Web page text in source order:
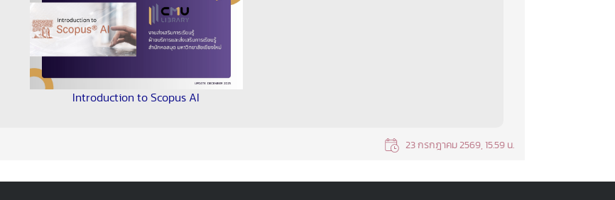
Introduction to Scopus AI
23 กรกฎาคม 2569, 15.59 น.